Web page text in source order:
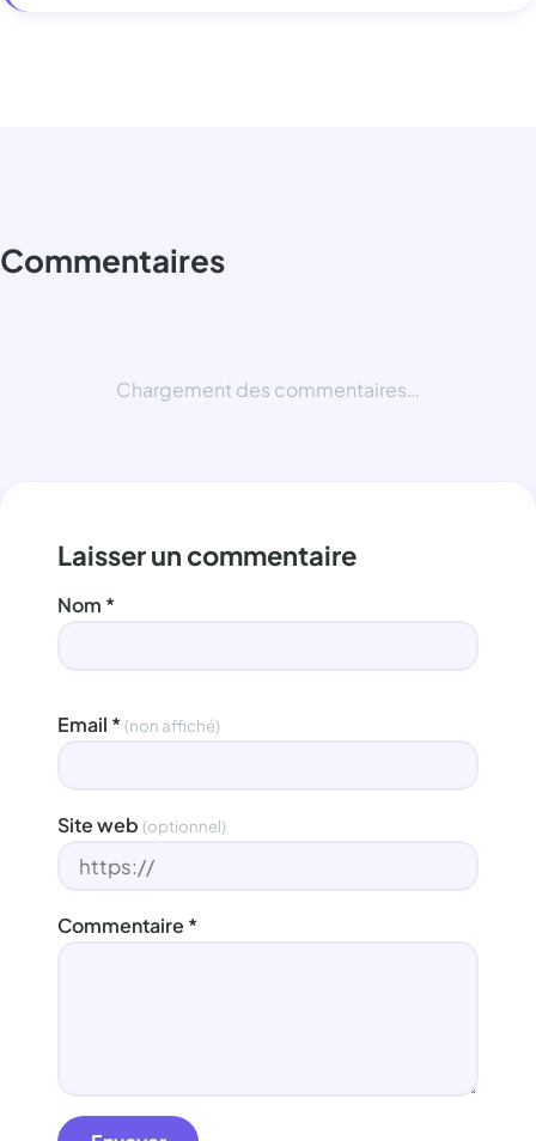
Commentaires
Chargement des commentaires…
Laisser un commentaire
Nom *
Email * (non affiché)
Site web (optionnel)
Commentaire *